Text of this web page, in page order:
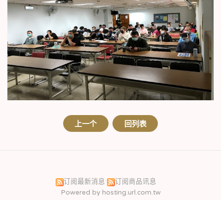
上一个 回列表
订阅最新消息
订阅商品讯息
Powered by hosting.url.com.tw